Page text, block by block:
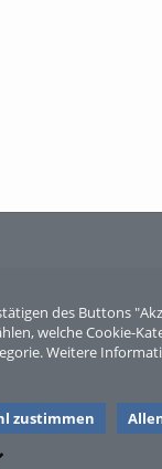
des Buttons
welche Cookie-
Weitere
zustimmen